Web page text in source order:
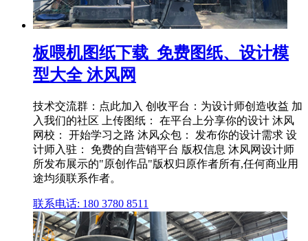
板喂机图纸下载_免费图纸、设计模
型大全 沐风网
技术交流群：点此加入 创收平台：为设计师创造收益 加
入我们的社区 上传图纸： 在平台上分享你的设计 沐风
网校： 开始学习之路 沐风众包： 发布你的设计需求 设
计师入驻： 免费的自营销平台 版权信息 沐风网设计师
所发布展示的"原创作品"版权归原作者所有,任何商业用
途均须联系作者。
联系电话: 180 3780 8511